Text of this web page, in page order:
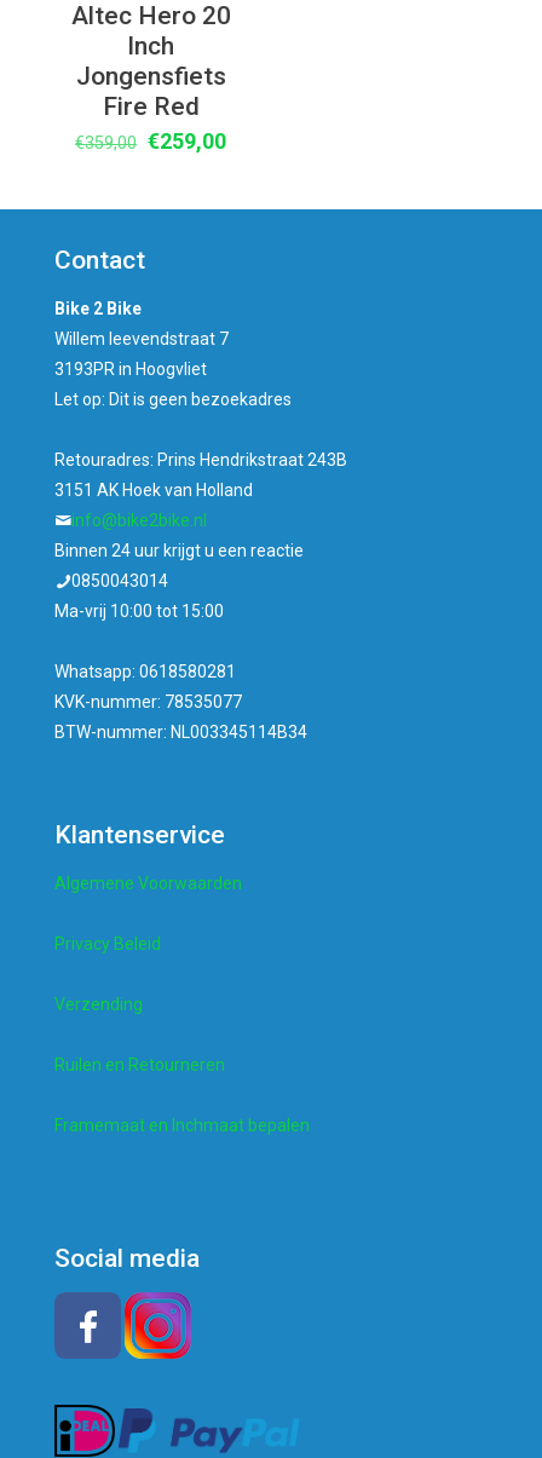
Altec Hero 20
Inch
Jongensfiets
Fire Red
€359,00 Oorspronkelijke
€259,00Huidige
Contact
Bike 2 Bike
Willem leevendstraat 7
3193PR in Hoogvliet
Let op: Dit is geen bezoekadres
Retouradres: Prins Hendrikstraat 243B
3151 AK Hoek van Holland
info@bike2bike.nl
Binnen 24 uur krijgt u een reactie
0850043014
Ma-vrij 10:00 tot 15:00
Whatsapp: 0618580281
KVK-nummer: 78535077
BTW-nummer: NL003345114B34
Klantenservice
Algemene Voorwaarden
Privacy Beleid
Verzending
Ruilen en Retourneren
Framemaat en Inchmaat bepalen
Social media